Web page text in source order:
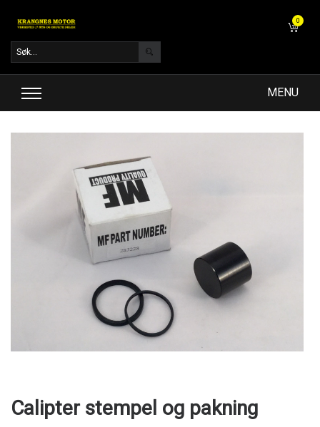
0
MENU
Calipter stempel og pakning